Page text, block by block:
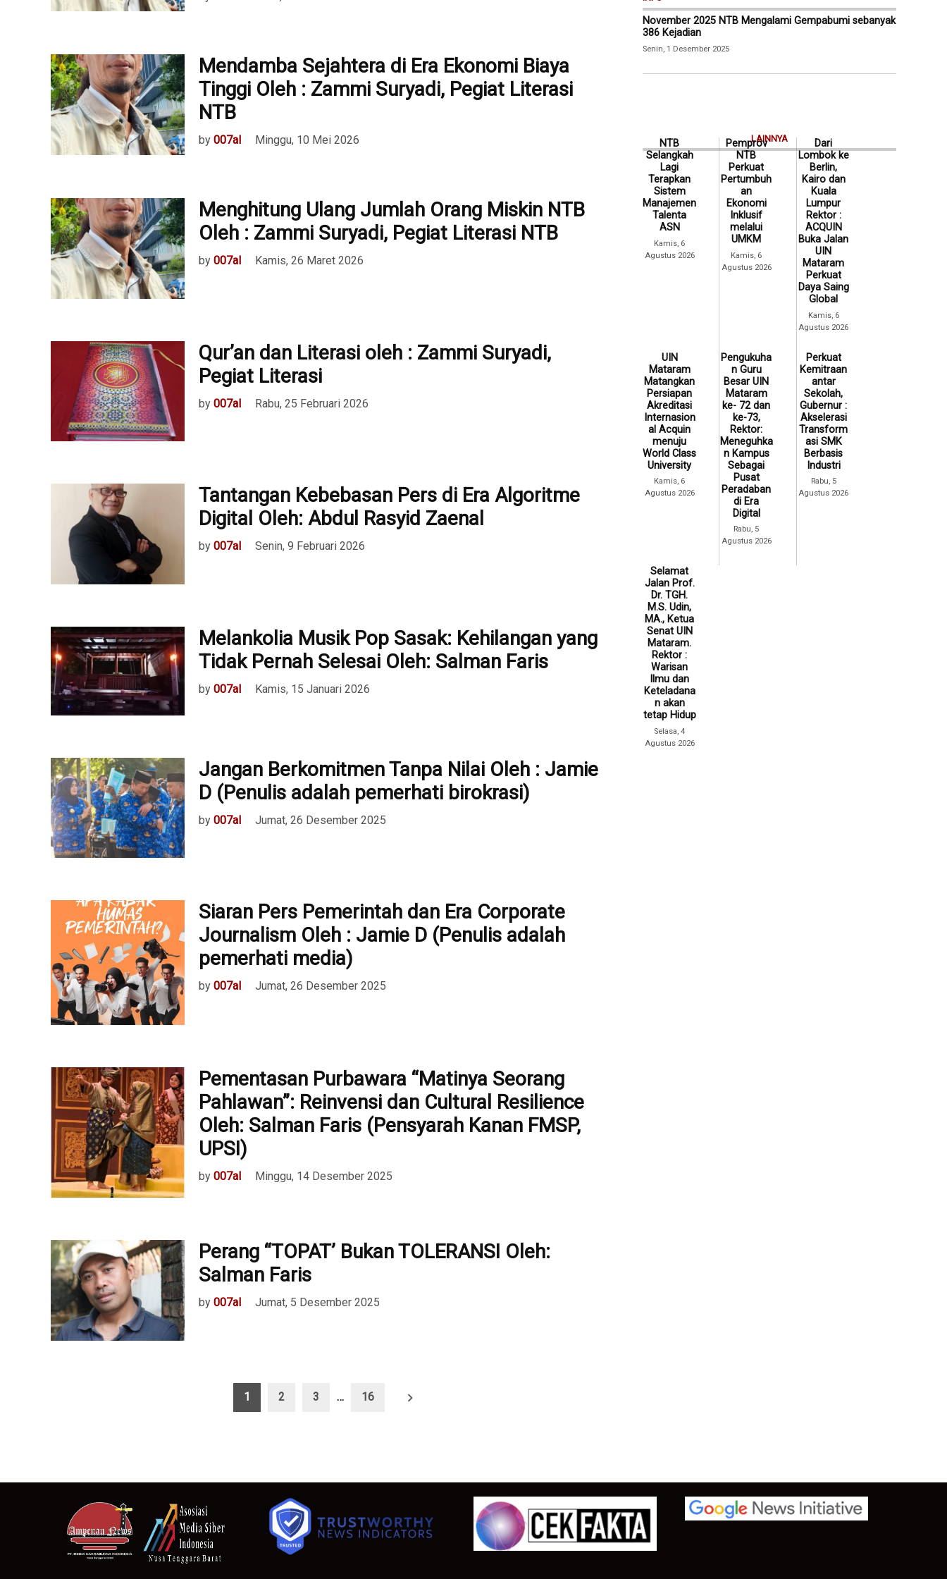
Mendamba Sejahtera di Era Ekonomi Biaya
Tinggi Oleh : Zammi Suryadi, Pegiat Literasi
NTB
by 007al Minggu, 10 Mei 2026
Menghitung Ulang Jumlah Orang Miskin NTB
Oleh : Zammi Suryadi, Pegiat Literasi NTB
by 007al Kamis, 26 Maret 2026
Qur’an dan Literasi oleh : Zammi Suryadi,
Pegiat Literasi
by 007al Rabu, 25 Februari 2026
Tantangan Kebebasan Pers di Era Algoritme
Digital Oleh: Abdul Rasyid Zaenal
by 007al Senin, 9 Februari 2026
Melankolia Musik Pop Sasak: Kehilangan yang
Tidak Pernah Selesai Oleh: Salman Faris
by 007al Kamis, 15 Januari 2026
Jangan Berkomitmen Tanpa Nilai Oleh : Jamie
D (Penulis adalah pemerhati birokrasi)
by 007al Jumat, 26 Desember 2025
Siaran Pers Pemerintah dan Era Corporate
Journalism Oleh : Jamie D (Penulis adalah
pemerhati media)
by 007al Jumat, 26 Desember 2025
Pementasan Purbawara “Matinya Seorang
Pahlawan”: Reinvensi dan Cultural Resilience
Oleh: Salman Faris (Pensyarah Kanan FMSP,
UPSI)
by 007al Minggu, 14 Desember 2025
Perang “TOPAT’ Bukan TOLERANSI Oleh:
Salman Faris
by 007al Jumat, 5 Desember 2025
1 2 3 … 16
November 2025 NTB Mengalami Gempabumi sebanyak
386 Kejadian
Senin, 1 Desember 2025
LAINNYA
NTB
Selangkah
Lagi
Terapkan
Sistem
Manajemen
Talenta
ASN
Kamis, 6
Agustus 2026
Pemprov
NTB
Perkuat
Pertumbuh
an
Ekonomi
Inklusif
melalui
UMKM
Kamis, 6
Agustus 2026
Dari
Lombok ke
Berlin,
Kairo dan
Kuala
Lumpur
Rektor :
ACQUIN
Buka Jalan
UIN
Mataram
Perkuat
Daya Saing
Global
Kamis, 6
Agustus 2026
UIN
Mataram
Matangkan
Persiapan
Akreditasi
Internasion
al Acquin
menuju
World Class
University
Kamis, 6
Agustus 2026
Pengukuha
n Guru
Besar UIN
Mataram
ke- 72 dan
ke-73,
Rektor:
Meneguhka
n Kampus
Sebagai
Pusat
Peradaban
di Era
Digital
Rabu, 5
Agustus 2026
Perkuat
Kemitraan
antar
Sekolah,
Gubernur :
Akselerasi
Transform
asi SMK
Berbasis
Industri
Rabu, 5
Agustus 2026
Selamat
Jalan Prof.
Dr. TGH.
M.S. Udin,
MA., Ketua
Senat UIN
Mataram.
Rektor :
Warisan
Ilmu dan
Keteladana
n akan
tetap Hidup
Selasa, 4
Agustus 2026